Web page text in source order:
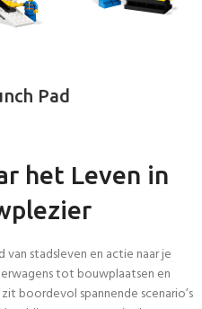
Pad
het Leven in
van stadsleven en actie naar je
tot bouwplaatsen en
boordevol spannende scenario’s